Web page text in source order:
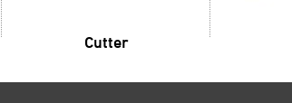
Cutter